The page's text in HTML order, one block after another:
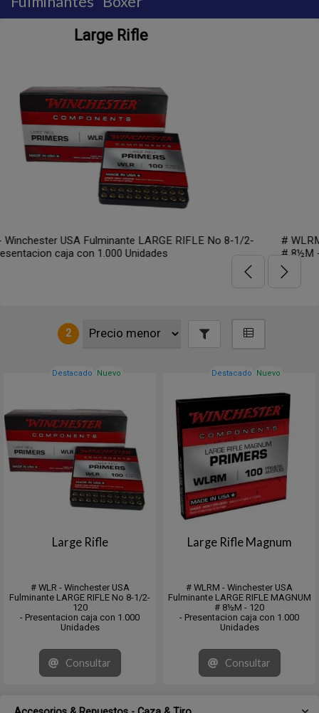
No 8-1/2-
# WLRM - Winchester USA Fulminante LARGE
# 8½M - 120 - Presentacion caja con 1.000
2
Destacado Nuevo
Large Rifle
# WLR - Winchester USA
Fulminante LARGE RIFLE No 8-1/2-
120
- Presentacion caja con 1.000
Unidades
Consultar
Destacado Nuevo
Large Rifle Magnum
# WLRM - Winchester USA
Fulminante LARGE RIFLE MAGNUM
# 8½M - 120
- Presentacion caja con 1.000
Unidades
Consultar